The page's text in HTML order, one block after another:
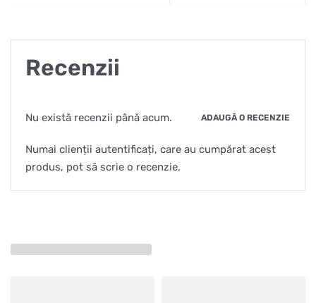
Recenzii
Nu există recenzii până acum. ADAUGĂ O RECENZIE
Numai clienții autentificați, care au cumpărat acest
produs, pot să scrie o recenzie.